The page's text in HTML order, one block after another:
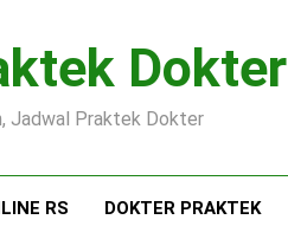
Dokter
Jadwal Praktek Dokter
RS DOKTER PRAKTEK